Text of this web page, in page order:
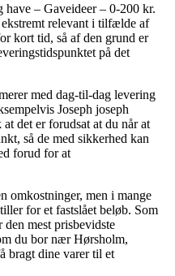
have – Gaveideer – 0-200 kr.
relevant i tilfælde af
kort tid, så af den grund er
på det
med dag-til-dag levering
Joseph joseph
det er forudsat at du når at
så de med sikkerhed kan
forud for at
omkostninger, men i mange
for et fastslået beløb. Som
mest prisbevidste
du bor nær Hørsholm,
bragt dine varer til et